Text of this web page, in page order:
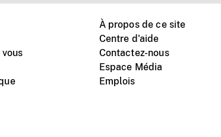
À propos de ce site
Centre d'aide
Contactez-nous
Espace Média
Emplois